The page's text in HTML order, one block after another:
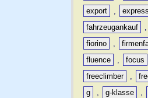
export
, express
fahrzeugankauf
,
fiorino
,
fluence
, focus
freeclimber
,
g
, g-klasse ,